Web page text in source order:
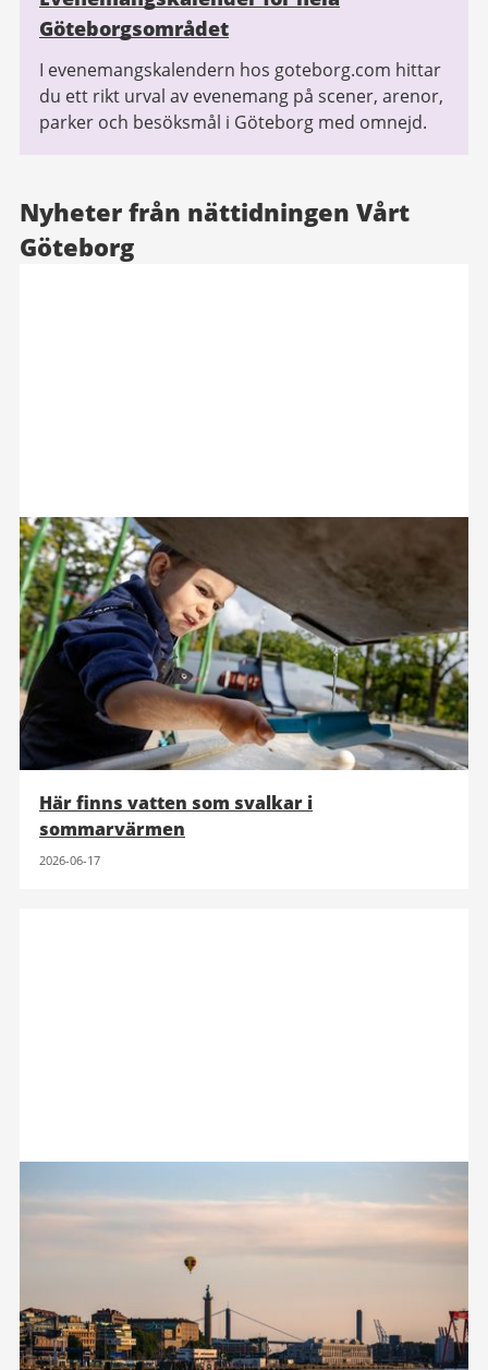
Göteborgsområdet
I evenemangskalendern hos goteborg.com hittar
du ett rikt urval av evenemang på scener, arenor,
parker och besöksmål i Göteborg med omnejd.
Nyheter från nättidningen Vårt
Göteborg
Här finns vatten som svalkar i
sommarvärmen
2026-06-17